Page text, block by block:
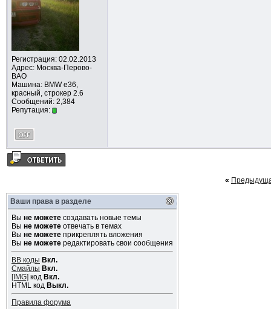
Регистрация: 02.02.2013
Адрес: Москва-Перово-
ВАО
Машина: BMW e36,
красный, строкер 2.6
Сообщений: 2,384
Репутация:
«
Ваши права в разделе
Вы не можетесоздавать новые темы
Вы не можетеотвечать в темах
Вы не можетеприкреплять вложения
Вы не можетередактировать свои сообщения
BB коды Вкл.
Смайлы Вкл.
[IMG] код Вкл.
HTML код Выкл.
Правила форума